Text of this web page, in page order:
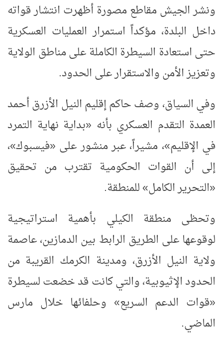
ونشر الجيش مقاطع مصورة أظهرت انتشار قواته
داخل البلدة، مؤكداً استمرار العمليات العسكرية
حتى استعادة السيطرة الكاملة على مناطق الولاية
وتعزيز الأمن والاستقرار على الحدود.
وفي السياق، وصف حاكم إقليم النيل الأزرق أحمد
العمدة التقدم العسكري بأنه «بداية نهاية التمرد
في الإقليم»، مشيراً، عبر منشور على «فيسبوك»،
إلى أن القوات الحكومية تقترب من تحقيق
«التحرير الكامل» للمنطقة.
وتحظى منطقة الكيلي بأهمية استراتيجية
لوقوعها على الطريق الرابط بين الدمازين، عاصمة
ولاية النيل الأزرق، ومدينة الكرمك القريبة من
الحدود الإثيوبية، والتي كانت قد خضعت لسيطرة
«قوات الدعم السريع» وحلفائها خلال مارس
الماضي.